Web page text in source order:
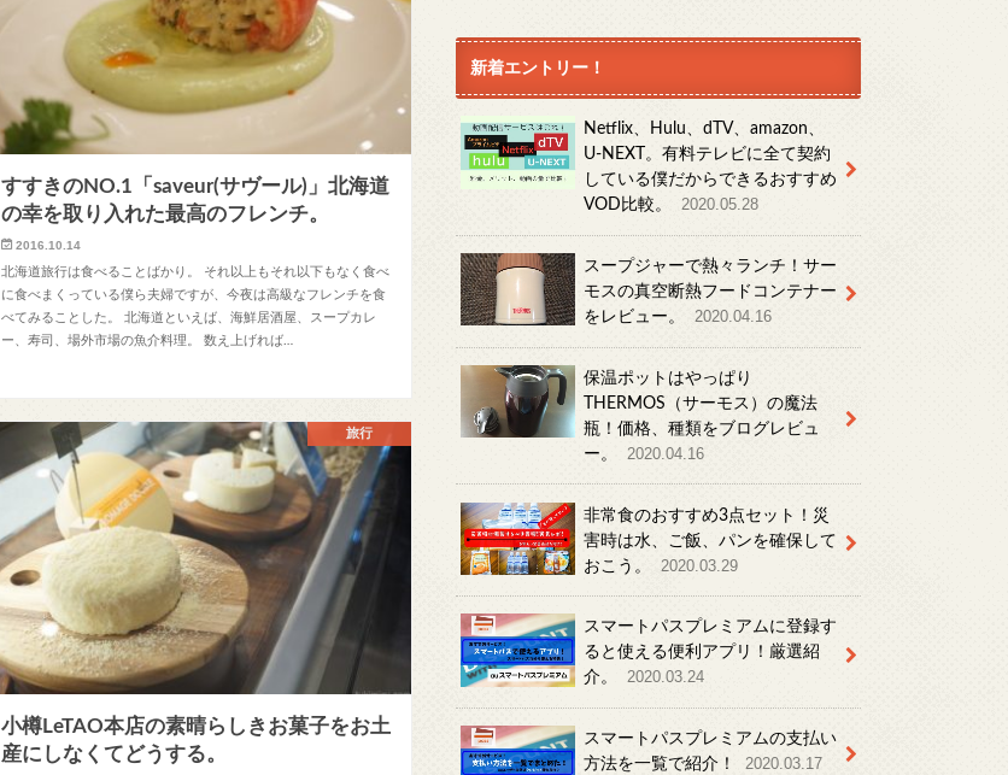
すすきのNO.1「saveur(サヴール)」北海道
の幸を取り入れた最高のフレンチ。
2016.10.14
北海道旅行は食べることばかり。 それ以上もそれ以下もなく食べ
に食べまくっている僕ら夫婦ですが、今夜は高級なフレンチを食
べてみることした。 北海道といえば、海鮮居酒屋、スープカレ
ー、寿司、場外市場の魚介料理。 数え上げれば…
旅行
小樽LeTAO本店の素晴らしきお菓子をお土
産にしなくてどうする。
新着エントリー！
Netflix、Hulu、dTV、amazon、
U-NEXT。有料テレビに全て契約
している僕だからできるおすすめ
VOD比較。
2020.05.28
スープジャーで熱々ランチ！サー
モスの真空断熱フードコンテナー
をレビュー。
2020.04.16
保温ポットはやっぱり
THERMOS（サーモス）の魔法
瓶！価格、種類をブログレビュ
ー。
2020.04.16
非常食のおすすめ3点セット！災
害時は水、ご飯、パンを確保して
おこう。
2020.03.29
スマートパスプレミアムに登録す
ると使える便利アプリ！厳選紹
介。
2020.03.24
スマートパスプレミアムの支払い
方法を一覧で紹介！
2020.03.17